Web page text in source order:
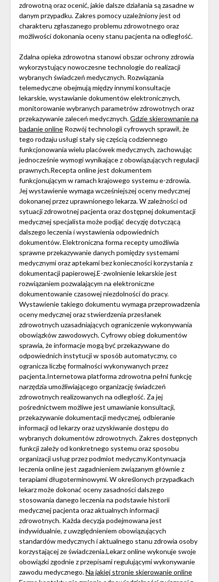
zdrowotną oraz ocenić, jakie dalsze działania są zasadne w
danym przypadku. Zakres pomocy uzależniony jest od
charakteru zgłaszanego problemu zdrowotnego oraz
możliwości dokonania oceny stanu pacjenta na odległość.
Zdalna opieka zdrowotna stanowi obszar ochrony zdrowia
wykorzystujący nowoczesne technologie do realizacji
wybranych świadczeń medycznych. Rozwiązania
telemedyczne obejmują między innymi konsultacje
lekarskie, wystawianie dokumentów elektronicznych,
monitorowanie wybranych parametrów zdrowotnych oraz
przekazywanie zaleceń medycznych.Gdzie skierownanie na
badanie onlineRozwój technologii cyfrowych sprawił, że
tego rodzaju usługi stały się częścią codziennego
funkcjonowania wielu placówek medycznych, zachowując
jednocześnie wymogi wynikające z obowiązujących regulacji
prawnych.Recepta online jest dokumentem
funkcjonującym w ramach krajowego systemu e-zdrowia.
Jej wystawienie wymaga wcześniejszej oceny medycznej
dokonanej przez uprawnionego lekarza. W zależności od
sytuacji zdrowotnej pacjenta oraz dostępnej dokumentacji
medycznej specjalista może podjąć decyzję dotyczącą
dalszego leczenia i wystawienia odpowiednich
dokumentów. Elektroniczna forma recepty umożliwia
sprawne przekazywanie danych pomiędzy systemami
medycznymi oraz aptekami bez konieczności korzystania z
dokumentacji papierowej.E-zwolnienie lekarskie jest
rozwiązaniem pozwalającym na elektroniczne
dokumentowanie czasowej niezdolności do pracy.
Wystawienie takiego dokumentu wymaga przeprowadzenia
oceny medycznej oraz stwierdzenia przesłanek
zdrowotnych uzasadniających ograniczenie wykonywania
obowiązków zawodowych. Cyfrowy obieg dokumentów
sprawia, że informacje mogą być przekazywane do
odpowiednich instytucji w sposób automatyczny, co
ogranicza liczbę formalności wykonywanych przez
pacjenta.Internetowa platforma zdrowotna pełni funkcję
narzędzia umożliwiającego organizację świadczeń
zdrowotnych realizowanych na odległość. Za jej
pośrednictwem możliwe jest umawianie konsultacji,
przekazywanie dokumentacji medycznej, odbieranie
informacji od lekarzy oraz uzyskiwanie dostępu do
wybranych dokumentów zdrowotnych. Zakres dostępnych
funkcji zależy od konkretnego systemu oraz sposobu
organizacji usług przez podmiot medyczny.Kontynuacja
leczenia online jest zagadnieniem związanym głównie z
terapiami długoterminowymi. W określonych przypadkach
lekarz może dokonać oceny zasadności dalszego
stosowania danego leczenia na podstawie historii
medycznej pacjenta oraz aktualnych informacji
zdrowotnych. Każda decyzja podejmowana jest
indywidualnie, z uwzględnieniem obowiązujących
standardów medycznych i aktualnego stanu zdrowia osoby
korzystającej ze świadczenia.Lekarz online wykonuje swoje
obowiązki zgodnie z przepisami regulującymi wykonywanie
zawodu medycznego.Na jakiej stronie skierowanie online